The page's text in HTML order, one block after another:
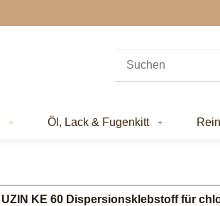
Öl, Lack & Fugenkitt
UZIN KE 60 Dispersionsklebstoff für